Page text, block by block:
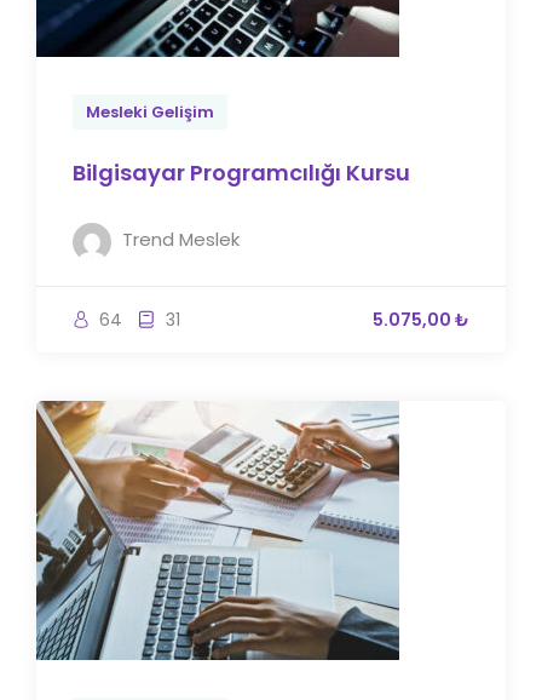
Mesleki Gelişim
Bilgisayar Programcılığı Kursu
Trend Meslek
64 31 5.075,00 ₺